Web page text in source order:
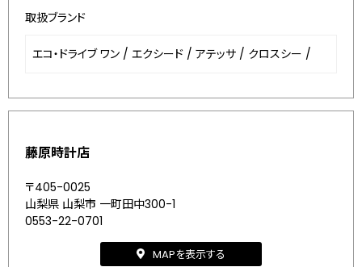
取扱ブランド
エコ・ドライブ ワン / エクシード / アテッサ / クロスシー /
藤原時計店
〒405-0025
山梨県 山梨市 一町田中300-1
0553-22-0701
MAPを表示する